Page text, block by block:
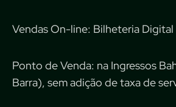
Vendas On-line: Bilheteria Digital
Ponto de Venda: na Ingressos
Barra), sem adição de taxa de